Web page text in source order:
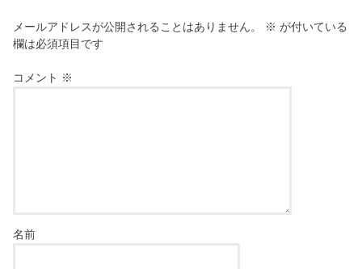
メールアドレスが公開されることはありません。 ※ が付いている
欄は必須項目です
コメント ※
名前